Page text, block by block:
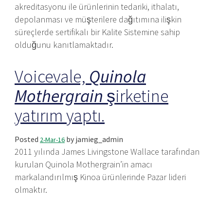
akreditasyonu ile ürünlerinin tedariki, ithalatı,
depolanması ve müşterilere dağıtımına ilişkin
süreçlerde sertifikalı bir Kalite Sistemine sahip
olduğunu kanıtlamaktadır.
Voicevale, Quinola
Mothergrain şirketine
yatırım yaptı.
Posted 2-Mar-16 by jamieg_admin
2011 yılında James Livingstone Wallace tarafından
kurulan Quinola Mothergrain’in amacı
markalandırılmış Kinoa ürünlerinde Pazar lideri
olmaktır.